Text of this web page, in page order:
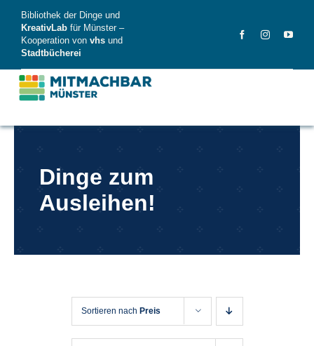
content
Bibliothek der Dinge und
KreativLab für Münster –
Kooperation von vhs und
Stadtbücherei
DingeDinge zum
Ausleihen!
Sortieren nach Preis